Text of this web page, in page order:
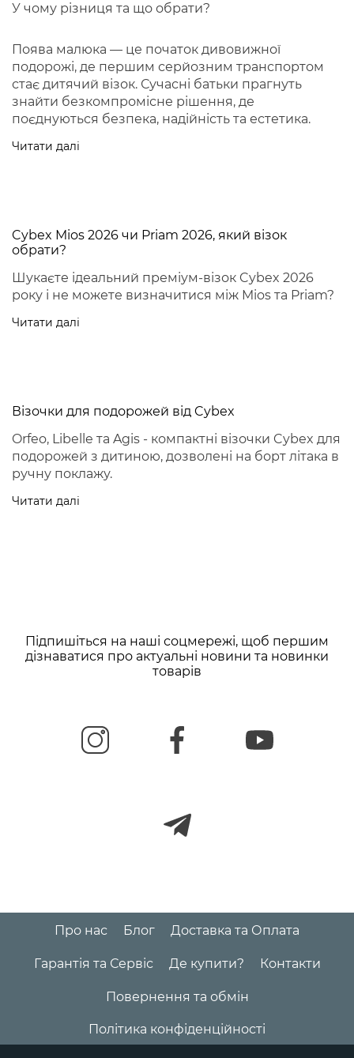
У чому різниця та що обрати?
Поява малюка — це початок дивовижної
подорожі, де першим серйозним транспортом
стає дитячий візок. Сучасні батьки прагнуть
знайти безкомпромісне рішення, де
поєднуються безпека, надійність та естетика.
Читати далі
Cybex Mios 2026 чи Priam 2026, який візок
обрати?
Шукаєте ідеальний преміум-візок Cybex 2026
року і не можете визначитися між Mios та Priam?
Читати далі
Візочки для подорожей від Cybex
Orfeo, Libelle та Agis - компактні візочки Cybex для
подорожей з дитиною, дозволені на борт літака в
ручну поклажу.
Читати далі
Підпишіться на наші соцмережі, щоб першим
дізнаватися про актуальні новини та новинки
товарів
Про нас Блог Доставка та Оплата
Гарантія та Сервіс Де купити? Контакти
Повернення та обмін
Політика конфіденційності